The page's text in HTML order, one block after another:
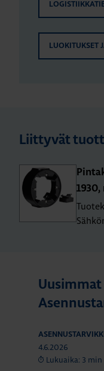
LUOKITUKSET
Liittyvät
4.6.2026
Lukuaika: 3 min